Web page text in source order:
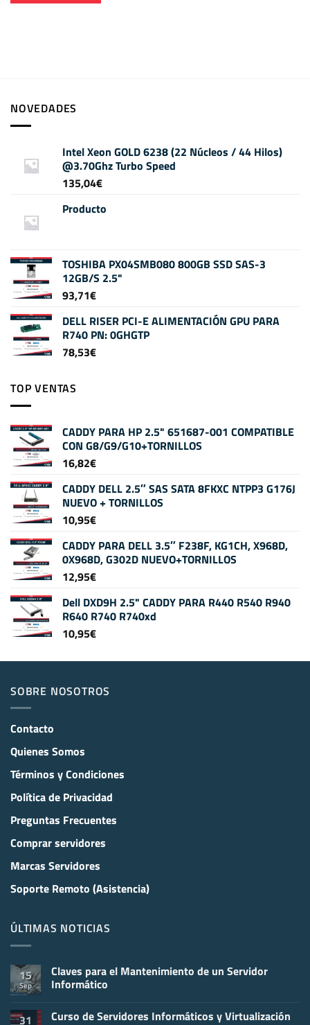
NOVEDADES
Intel Xeon GOLD 6238 (22 Núcleos / 44 Hilos)
@3.70Ghz Turbo Speed
135,04€
Producto
TOSHIBA PX04SMB080 800GB SSD SAS-3
12GB/S 2.5"
93,71€
DELL RISER PCI-E ALIMENTACIÓN GPU PARA
R740 PN: 0GHGTP
78,53€
TOP VENTAS
CADDY PARA HP 2.5" 651687-001 COMPATIBLE
CON G8/G9/G10+TORNILLOS
16,82€
CADDY DELL 2.5″ SAS SATA 8FKXC NTPP3 G176J
NUEVO + TORNILLOS
10,95€
CADDY PARA DELL 3.5″ F238F, KG1CH, X968D,
0X968D, G302D NUEVO+TORNILLOS
12,95€
Dell DXD9H 2.5" CADDY PARA R440 R540 R940
R640 R740 R740xd
10,95€
SOBRE NOSOTROS
Contacto
Quienes Somos
Términos y Condiciones
Política de Privacidad
Preguntas Frecuentes
Comprar servidores
Marcas Servidores
Soporte Remoto (Asistencia)
ÚLTIMAS NOTICIAS
15
Sep
Claves para el Mantenimiento de un Servidor
Informático
comentarios
31 Curso de Servidores Informáticos y Virtualización